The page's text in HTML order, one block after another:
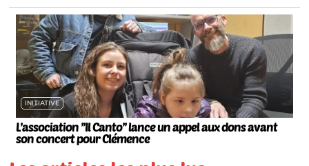
INITIATIVE
L’association ’’Il Canto’’ lance un appel aux dons avant
son concert pour Clémence